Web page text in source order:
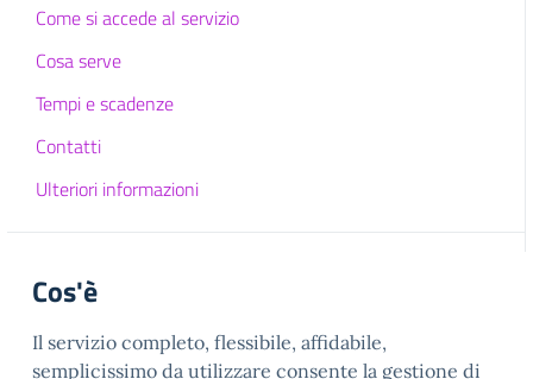
Come si accede al servizio
Cosa serve
Tempi e scadenze
Contatti
Ulteriori informazioni
Cos'è
Il servizio completo, flessibile, affidabile,
semplicissimo da utilizzare consente la gestione di